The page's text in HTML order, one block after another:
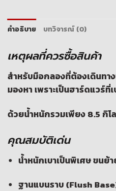
คำอธิบาย บทวิจารณ์ (0)
เหตุผลที่ควรซื้อสินค้า
สำหรับมือกลองที่ต้องเดินทา
มองหา เพราะเป็นฮาร์ดแวร์
ด้วยน้ำหนักรวมเพียง 8.5 กิ
คุณสมบัติเด่น
น้ำหนักเบาเป็นพิเศษ ขนย้
ฐานแบนราบ (Flush